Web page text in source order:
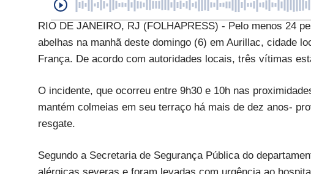
RIO DE JANEIRO, RJ (FOLHAPRESS) - Pelo menos 24
abelhas na manhã deste domingo (6) em Aurillac, cidade
França. De acordo com autoridades locais, três vítimas
O incidente, que ocorreu entre 9h30 e 10h nas
mantém colmeias em seu terraço há mais de dez anos-
resgate.
Segundo a Secretaria de Segurança Pública do